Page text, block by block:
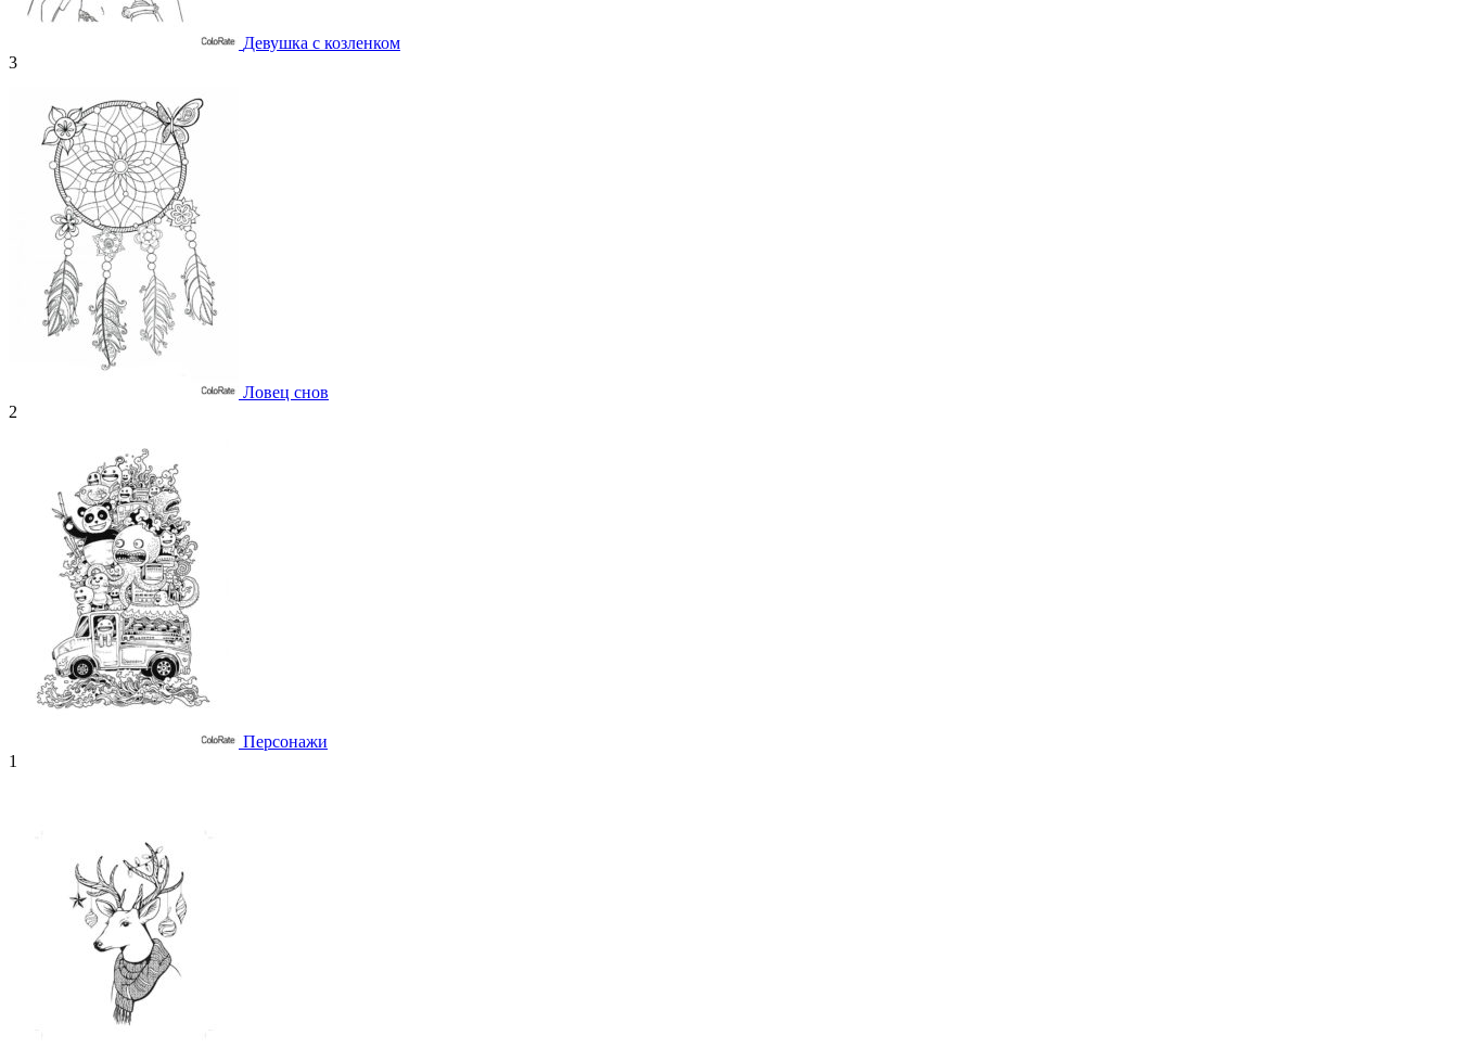
Девушка с козленком
3
Ловец снов
2
Персонажи
1